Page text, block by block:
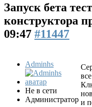
Запуск бета
конструктора
09:47 #11447
Adminhs
Не в сети
Администратор и